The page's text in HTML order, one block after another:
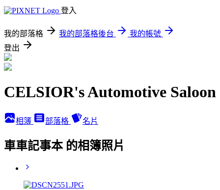
登入
我的部落格 我的部落格後台
我的帳號
登出
CELSIOR's Automotive Saloon
相簿 部落格 名片
車車記事本 的相簿照片